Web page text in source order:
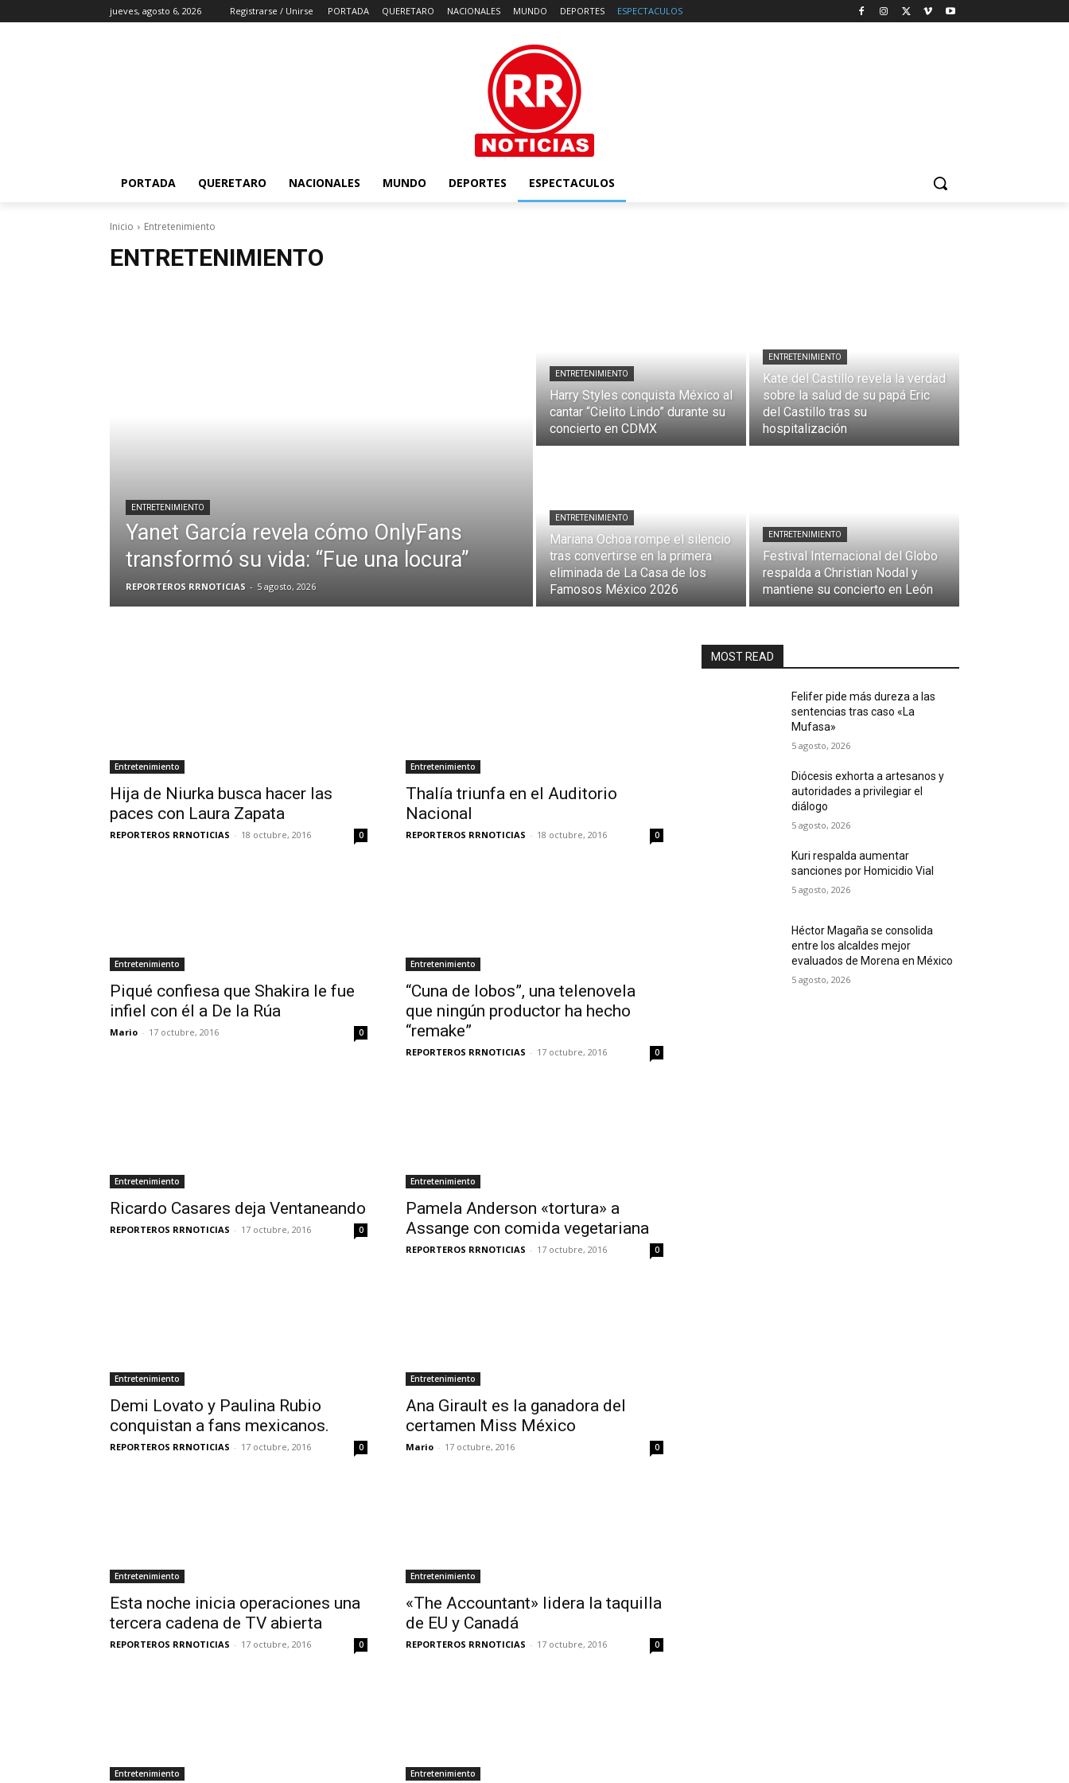
jueves, agosto 6, 2026 Registrarse / Unirse PORTADA QUERETARO NACIONALES MUNDO DEPORTES ESPECTACULOS
PORTADA QUERETARO NACIONALES MUNDO DEPORTES ESPECTACULOS
Inicio Entretenimiento
ENTRETENIMIENTO
ENTRETENIMIENTO
Yanet García revela cómo OnlyFans
transformó su vida: “Fue una locura”
REPORTEROS RRNOTICIAS - 5 agosto, 2026
ENTRETENIMIENTO
Harry Styles conquista México al
cantar “Cielito Lindo” durante su
concierto en CDMX
ENTRETENIMIENTO
Kate del Castillo revela la verdad
sobre la salud de su papá Eric
del Castillo tras su
hospitalización
ENTRETENIMIENTO
Mariana Ochoa rompe el silencio
tras convertirse en la primera
eliminada de La Casa de los
Famosos México 2026
ENTRETENIMIENTO
Festival Internacional del Globo
respalda a Christian Nodal y
mantiene su concierto en León
Entretenimiento
Hija de Niurka busca hacer las
paces con Laura Zapata
REPORTEROS RRNOTICIAS - 18 octubre, 2016 0
Entretenimiento
Thalía triunfa en el Auditorio
Nacional
REPORTEROS RRNOTICIAS - 18 octubre, 2016 0
Entretenimiento
Piqué confiesa que Shakira le fue
infiel con él a De la Rúa
Mario - 17 octubre, 2016 0
Entretenimiento
“Cuna de lobos”, una telenovela
que ningún productor ha hecho
“remake”
REPORTEROS RRNOTICIAS - 17 octubre, 2016 0
Entretenimiento
Ricardo Casares deja Ventaneando
REPORTEROS RRNOTICIAS - 17 octubre, 2016 0
Entretenimiento
Pamela Anderson «tortura» a
Assange con comida vegetariana
REPORTEROS RRNOTICIAS - 17 octubre, 2016 0
Entretenimiento
Demi Lovato y Paulina Rubio
conquistan a fans mexicanos.
REPORTEROS RRNOTICIAS - 17 octubre, 2016 0
Entretenimiento
Ana Girault es la ganadora del
certamen Miss México
Mario - 17 octubre, 2016 0
Entretenimiento
Esta noche inicia operaciones una
tercera cadena de TV abierta
REPORTEROS RRNOTICIAS - 17 octubre, 2016 0
Entretenimiento
«The Accountant» lidera la taquilla
de EU y Canadá
REPORTEROS RRNOTICIAS - 17 octubre, 2016 0
Entretenimiento Entretenimiento
MOST READ
Felifer pide más dureza a las
sentencias tras caso «La
Mufasa»
5 agosto, 2026
Diócesis exhorta a artesanos y
autoridades a privilegiar el
diálogo
5 agosto, 2026
Kuri respalda aumentar
sanciones por Homicidio Vial
5 agosto, 2026
Héctor Magaña se consolida
entre los alcaldes mejor
evaluados de Morena en México
5 agosto, 2026